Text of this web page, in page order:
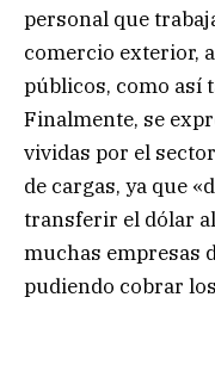
personal que
comercio exterior,
públicos, como así
Finalmente, se
vividas por el
de cargas, ya que
transferir el dólar
muchas empresas
pudiendo cobrar